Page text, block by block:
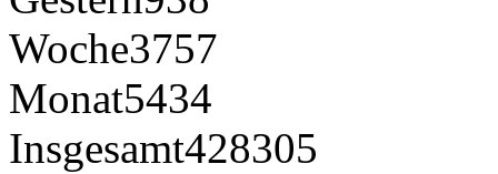
Woche3757
Monat5434
Insgesamt428305